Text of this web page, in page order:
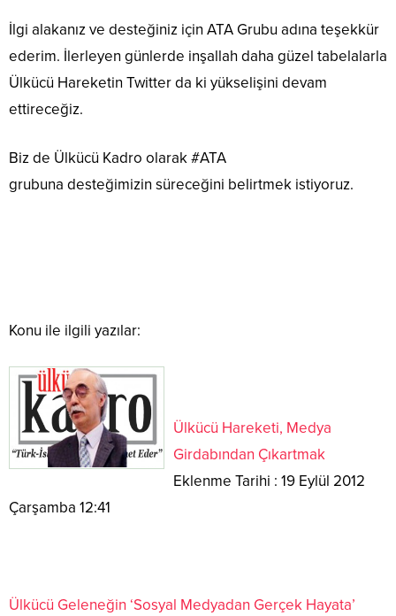
İlgi alakanız ve desteğiniz için ATA Grubu adına teşekkür
ederim. İlerleyen günlerde inşallah daha güzel tabelalarla
Ülkücü Hareketin Twitter da ki yükselişini devam
ettireceğiz.
Biz de Ülkücü Kadro olarak #ATA
grubuna desteğimizin süreceğini belirtmek istiyoruz.
Konu ile ilgili yazılar:
Ülkücü Hareketi, Medya
Girdabından Çıkartmak
Eklenme Tarihi : 19 Eylül 2012
Çarşamba 12:41
Ülkücü Geleneğin ‘Sosyal Medyadan Gerçek Hayata’